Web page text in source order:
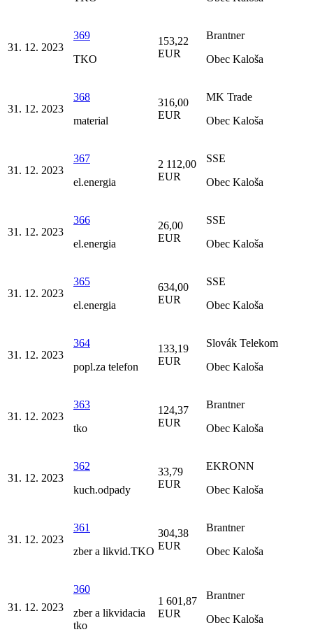
31. 12. 2023
369
TKO
153,22
EUR
Brantner
Obec Kaloša
31. 12. 2023
368
material
316,00
EUR
MK Trade
Obec Kaloša
31. 12. 2023
367
el.energia
2 112,00
EUR
SSE
Obec Kaloša
31. 12. 2023
366
el.energia
26,00
EUR
SSE
Obec Kaloša
31. 12. 2023
365
el.energia
634,00
EUR
SSE
Obec Kaloša
31. 12. 2023
364
popl.za telefon
133,19
EUR
Slovák Telekom
Obec Kaloša
31. 12. 2023
363
tko
124,37
EUR
Brantner
Obec Kaloša
31. 12. 2023
362
kuch.odpady
33,79
EUR
EKRONN
Obec Kaloša
31. 12. 2023
361
zber a likvid.TKO
304,38
EUR
Brantner
Obec Kaloša
31. 12. 2023
360
zber a likvidacia
tko
1 601,87
EUR
Brantner
Obec Kaloša